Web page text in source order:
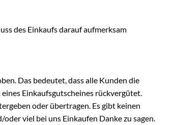
des Einkaufs darauf aufmerksam
Das bedeutet, dass alle Kunden die
Einkaufsgutscheines rückvergütet.
oder übertragen. Es gibt keinen
viel bei uns Einkaufen Danke zu sagen.